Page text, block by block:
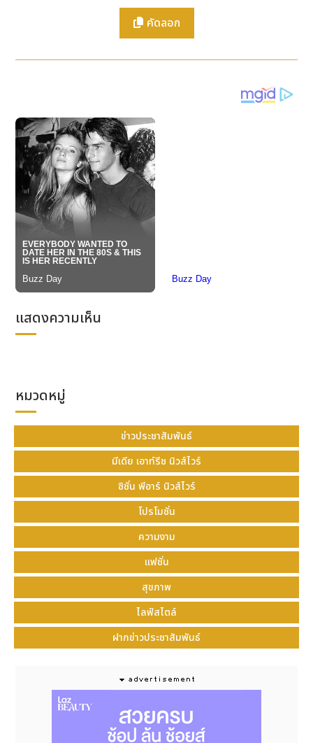
1.ผู้บริโภคตัดสินใจจากความนิยม
ในยุคที่คนเลื่อนฟีดเร็วมาก ข้อมูลส่วนใหญ่ที่ใช้ตัดสินใจเกิด
ภายในไม่กี่วินาที
หากโพสต์ของคุณมียอดไลค์ ยอดแชร์ หรือยอดวิวสูง คนจะ
หยุดดูทันที — นี่คือพฤติกรรมที่แบรนด์ฉลาดๆ ใช้
และเพิ่มวิวเพื่อ “ดึงสายตา” ก่อนที่จะขายจริง
2.ยอดติดตามคือบัตรผ่านความน่า
เชื่อถือ
บัญชีที่มีผู้ติดตามน้อย มักถูกมองว่า “ยังไม่เป็นมืออาชีพ”
แม้สินค้าจะดีแค่ไหนก็ตาม
เพิ่มผู้ติดตาม
ประตูความไว้วางใจที่รวดเร็วและตรงจุด
ก็สนใจ”
แชร์ต่อไปในวงกว้างโดยอัตโนมัติ
นี่คือพลังของการเพิ่มวิว— เมื่อระบบเห็นว่าโพสต์ได้รับ
ความนิยม ก็จะป้อนต่อให้ผู้ใช้คนอื่นแบบ organic อีกชั้น
เว็บปั้มไลค์คืออะไร และทำงานอย่างไร?
เว็บปั้มไลค์คือระบบออนไลน์ที่ช่วยเพิ่มตัวเลขยอดไลค์ ผู้
ติดตาม ยอดวิว หรือแม้แต่คอมเมนต์ ให้กับบัญชีโซเชียล
ของคุณโดยอัตโนมัติ
โดยเฉพาะ Bee-th.com ซึ่งเป็นหนึ่งในเว็บที่ได้รับความ
นิยมสูงสุดในไทย มีระบบที่เสถียร ปลอดภัย และสามารถ
เลือกบริการได้หลายแพลตฟอร์ม เช่น Facebook,
Instagram, TikTok, YouTube และอื่นๆ
✅ ยอดจริง คนจริง
✅ เพิ่มได้ทั้งเพจส่วนตัวและเพจธุรกิจ
✅ รองรับการใช้งานทั้งมือถือและคอมพิวเตอร์
คัดลอก
แสดงความเห็น
หมวดหมู่
ข่าวประชาสัมพันธ์
มีเดีย เอาท์รีช นิวส์ไวร์
ซิชั่น พีอาร์ นิวส์ไวร์
โปรโมชั่น
ความงาม
แฟชั่น
สุขภาพ
ไลฟ์สไตล์
ฝากข่าวประชาสัมพันธ์